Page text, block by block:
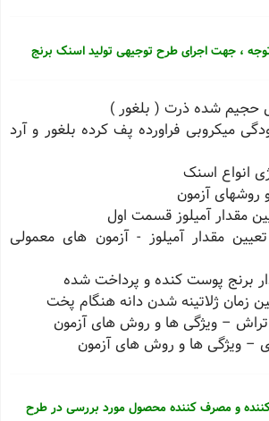
، جهت اجرای طرح توجیهی تولید اسنک برنج
آلودگی میکروبی فراورده پف کرده بلغور و آرد
– تعیین مقدار آمیلوز - آزمون های معمولی
و مصرف کننده محصول مورد بررسی در طرح